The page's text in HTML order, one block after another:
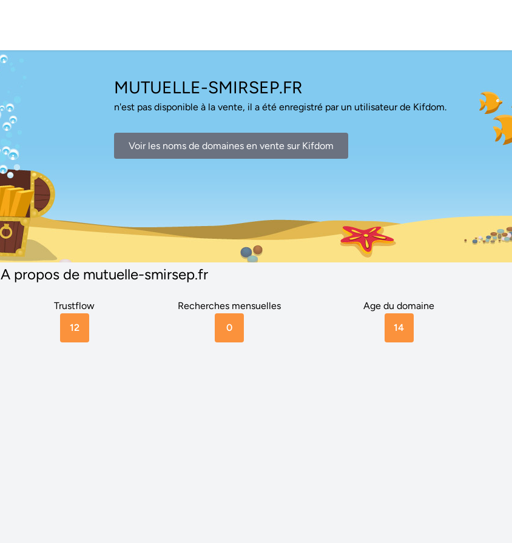
MUTUELLE-SMIRSEP.FR
n'est pas disponible à la vente, il a été enregistré par un utilisateur de Kifdom.
Voir les noms de domaines en vente sur Kifdom
A propos de mutuelle-smirsep.fr
Trustflow
12
Recherches mensuelles
0
Age du domaine
14